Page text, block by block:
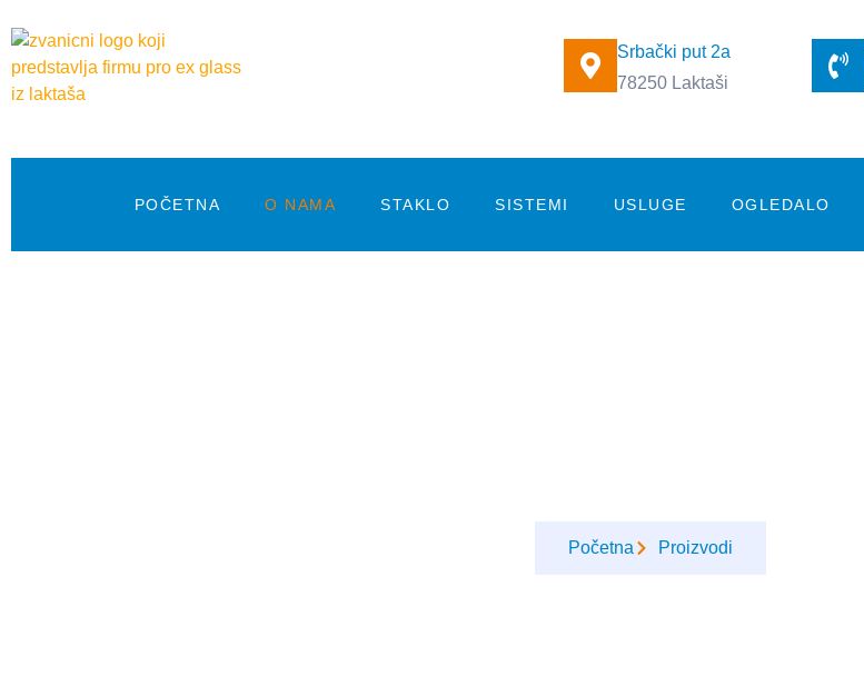
Srbački put 2a
78250 Laktaši
POČETNA O NAMA STAKLO SISTEMI USLUGE OGLEDALO
Početna Proizvodi